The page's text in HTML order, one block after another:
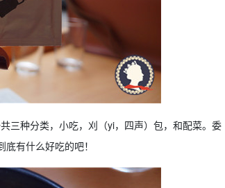
三种分类，小吃，刈（yi，四声）包，和配菜。委
有什么好吃的吧！